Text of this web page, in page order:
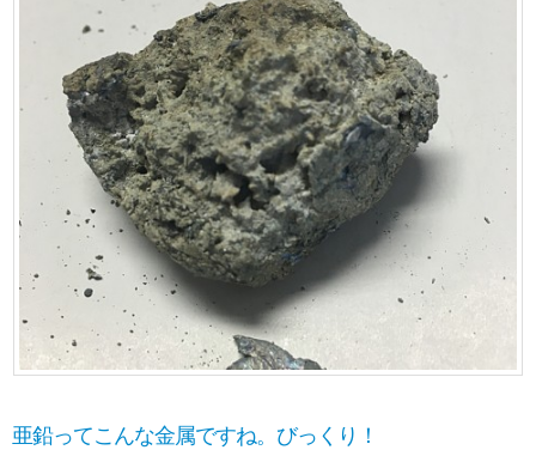
亜鉛ってこんな金属ですね。びっくり！